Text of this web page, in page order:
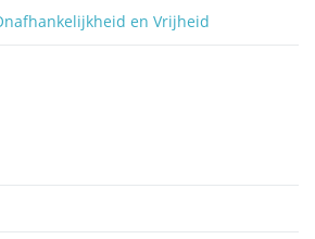
en Vrijheid